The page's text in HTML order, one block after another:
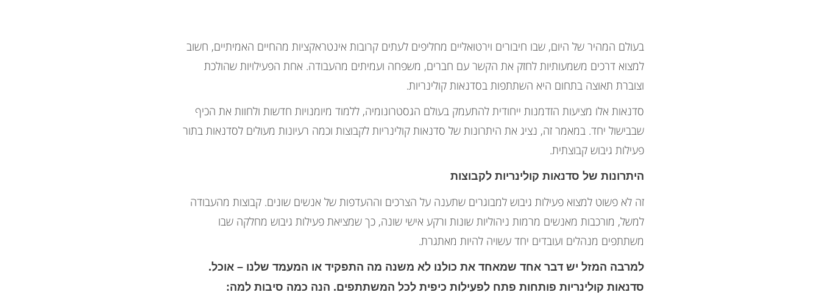
בעולם המהיר של היום, שבו חיבורים וירטואליים מחליפים לעתים קרובות אינטראקציות מהחיים האמיתיים, חשוב
למצוא דרכים משמעותיות לחזק את הקשר עם חברים, משפחה ועמיתים מהעבודה. אחת הפעילויות שהולכת
וצוברת תאוצה בתחום היא השתתפות בסדנאות קולינריות.
סדנאות אלו מציעות הזדמנות ייחודית להתעמק בעולם הגסטרונומיה, ללמוד מיומנויות חדשות ולחוות את הכיף
שבבישול יחד. במאמר זה, נציג את היתרונות של סדנאות קולינריות לקבוצות וכמה רעיונות מעולים לסדנאות בתור
פעילות גיבוש קבוצתית.
היתרונות של סדנאות קולינריות לקבוצות
זה לא פשוט למצוא פעילות גיבוש למבוגרים שתענה על הצרכים וההעדפות של אנשים שונים. קבוצות מהעבודה
למשל, מורכבות מאנשים מרמות ניהוליות שונות ורקע אישי שונה, כך שמציאת פעילות גיבוש מחלקה שבו
משתתפים מנהלים ועובדים יחד עשויה להיות מאתגרת.
למרבה המזל יש דבר אחד שמאחד את כולנו לא משנה מה התפקיד או המעמד שלנו – אוכל.
סדנאות קולינריות פותחות פתח לפעילות כיפית לכל המשתתפים. הנה כמה סיבות למה: